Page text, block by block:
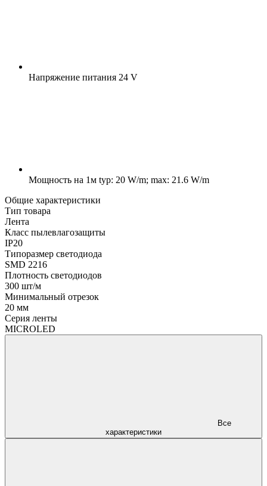
Напряжение питания 24 V
Мощность на 1м typ: 20 W/m; max: 21.6 W/m
Общие характеристики
Тип товара
Лента
Класс пылевлагозащиты
IP20
Типоразмер светодиода
SMD 2216
Плотность светодиодов
300 шт/м
Минимальный отрезок
20 мм
Серия ленты
MICROLED
характеристики